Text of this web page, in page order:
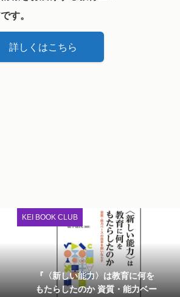
す。
詳しくはこちら
KEI BOOK CLUB
『〈新しい能力〉は教育に何を
もたらしたのか 資質・能力ベー